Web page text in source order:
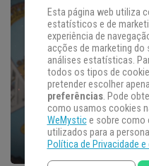
Esta página web utiliza
estatísticos e de
experiência de
acções de marketing do
análises estatísticas.
todos os tipos de
pretender escolher
preferências. Pode
como usamos cookies
WeMystice sobre como
utilizados para a
Política de Privacidade e